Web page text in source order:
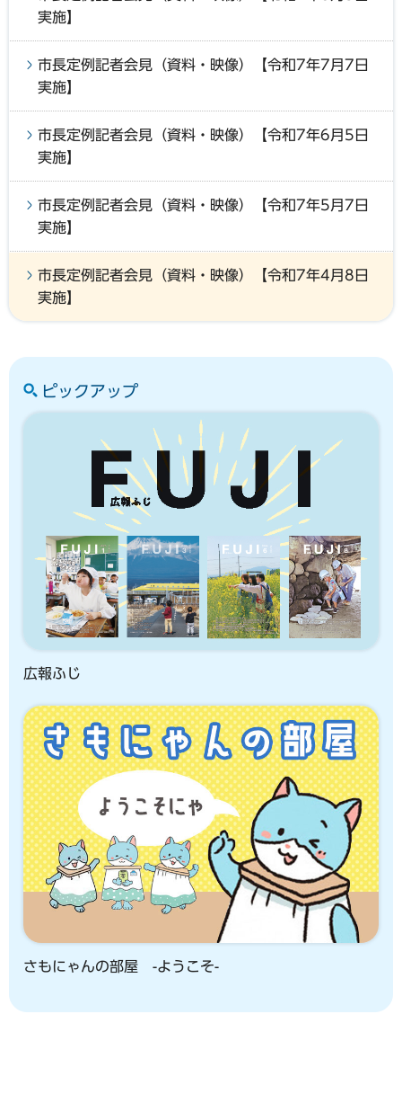
実施】
市長定例記者会見（資料・映像）【令和7年7月7日
実施】
市長定例記者会見（資料・映像）【令和7年6月5日
実施】
市長定例記者会見（資料・映像）【令和7年5月7日
実施】
市長定例記者会見（資料・映像）【令和7年4月8日
実施】
ピックアップ
広報ふじ
さもにゃんの部屋 -ようこそ-